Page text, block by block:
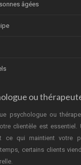
âgées
ou
psychologue ou
clientèle est
ce qui maintient votre
certains clients